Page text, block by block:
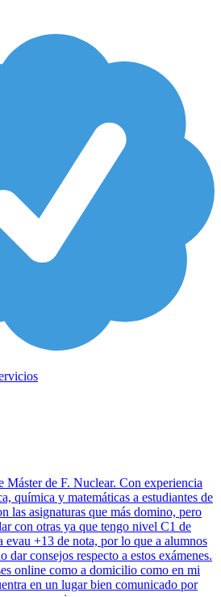
Máster de F. Nuclear. Con experiencia
química y matemáticas a estudiantes de
las asignaturas que más domino, pero
con otras ya que tengo nivel C1 de
evau +13 de nota, por lo que a alumnos
dar consejos respecto a estos exámenes.
online como a domicilio como en mi
en un lugar bien comunicado por